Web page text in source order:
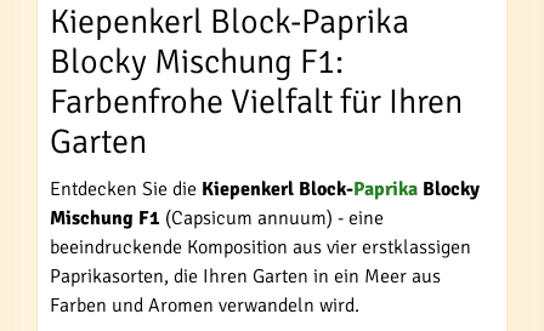
Kiepenkerl Block-Paprika
Blocky Mischung F1:
Farbenfrohe Vielfalt für Ihren
Garten
Entdecken Sie die Kiepenkerl Block-Paprika Blocky
Mischung F1 (Capsicum annuum) - eine
beeindruckende Komposition aus vier erstklassigen
Paprikasorten, die Ihren Garten in ein Meer aus
Farben und Aromen verwandeln wird.